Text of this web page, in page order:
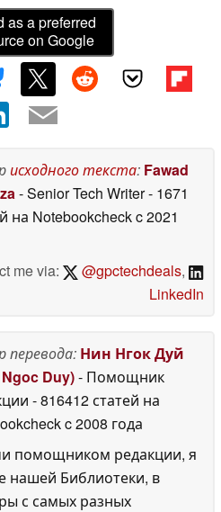
as a preferred
on Google
исходного текста: Fawad
- Senior Tech Writer- 1671
на Notebookcheckc 2021
me via:
@gpctechdeals,
LinkedIn
перевода: Нин Нгок Дуй
Duy)- Помощник
- 816412 статей на
c 2008 года
помощником редакции, я
нашей Библиотеки, в
с самых разных